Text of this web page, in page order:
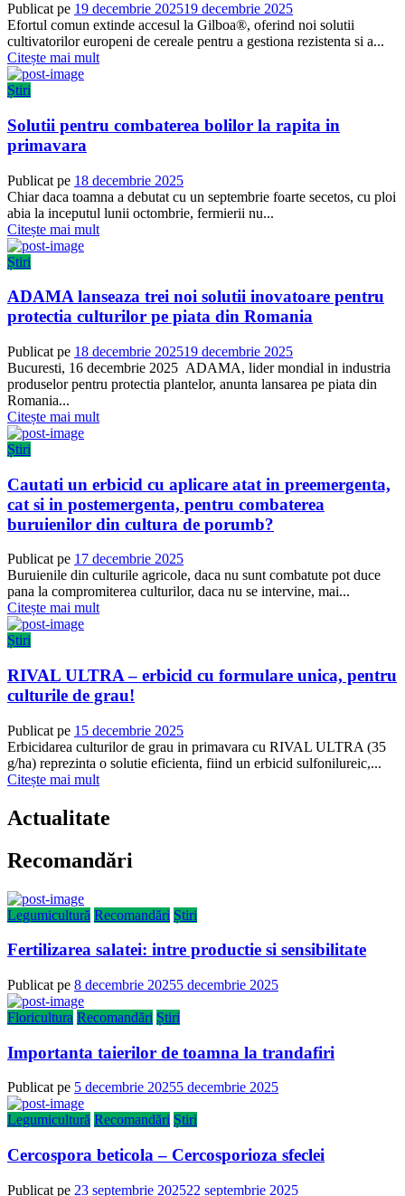
Publicat pe 19 decembrie 202519 decembrie 2025
Efortul comun extinde accesul la Gilboa®, oferind noi solutii
cultivatorilor europeni de cereale pentru a gestiona rezistenta si a...
Citește mai mult
Știri
Solutii pentru combaterea bolilor la rapita in
primavara
Publicat pe 18 decembrie 2025
Chiar daca toamna a debutat cu un septembrie foarte secetos, cu ploi
abia la inceputul lunii octombrie, fermierii nu...
Citește mai mult
Știri
ADAMA lanseaza trei noi solutii inovatoare pentru
protectia culturilor pe piata din Romania
Publicat pe 18 decembrie 202519 decembrie 2025
Bucuresti, 16 decembrie 2025 ADAMA, lider mondial in industria
produselor pentru protectia plantelor, anunta lansarea pe piata din
Romania...
Citește mai mult
Știri
Cautati un erbicid cu aplicare atat in preemergenta,
cat si in postemergenta, pentru combaterea
buruienilor din cultura de porumb?
Publicat pe 17 decembrie 2025
Buruienile din culturile agricole, daca nu sunt combatute pot duce
pana la compromiterea culturilor, daca nu se intervine, mai...
Citește mai mult
Știri
RIVAL ULTRA – erbicid cu formulare unica, pentru
culturile de grau!
Publicat pe 15 decembrie 2025
Erbicidarea culturilor de grau in primavara cu RIVAL ULTRA (35
g/ha) reprezinta o solutie eficienta, fiind un erbicid sulfonilureic,...
Citește mai mult
Actualitate
Recomandări
Legumicultură Recomandări Știri
Fertilizarea salatei: intre productie si sensibilitate
Publicat pe 8 decembrie 20255 decembrie 2025
Floricultura Recomandări Știri
Importanta taierilor de toamna la trandafiri
Publicat pe 5 decembrie 20255 decembrie 2025
Legumicultură Recomandări Știri
Cercospora beticola – Cercosporioza sfeclei
Publicat pe 23 septembrie 202522 septembrie 2025